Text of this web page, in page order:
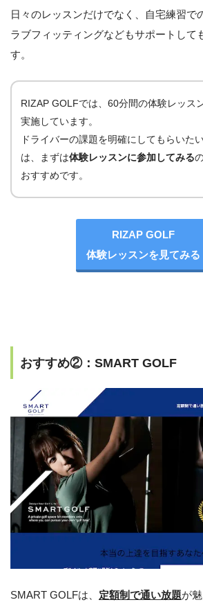
日々のレッスンだけでなく、自宅練習で
ラブフィッティングなどもサポートして
す。
RIZAP GOLFでは、60分間の体験レッス
実施しています。
ドライバーの課題を明確にしてもらいた
は、まずは体験レッスンに参加してみる
おすすめです。
RIZAP GOLF
体験レッスンを見てみる
おすすめ②：SMART GOLF
SMART GOLFは、 定額制で通い放題が